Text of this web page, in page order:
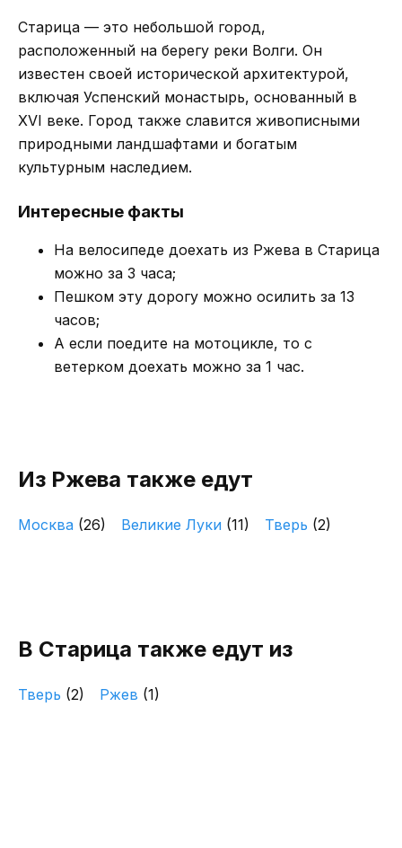
Старица — это небольшой город,
расположенный на берегу реки Волги. Он
известен своей исторической архитектурой,
включая Успенский монастырь, основанный в
XVI веке. Город также славится живописными
природными ландшафтами и богатым
культурным наследием.
Интересные факты
На велосипеде доехать из Ржева в Старица
можно за 3 часа;
Пешком эту дорогу можно осилить за 13
часов;
А если поедите на мотоцикле, то с
ветерком доехать можно за 1 час.
Из Ржева также едут
Москва (26) Великие Луки (11) Тверь (2)
В Старица также едут из
Тверь (2) Ржев (1)